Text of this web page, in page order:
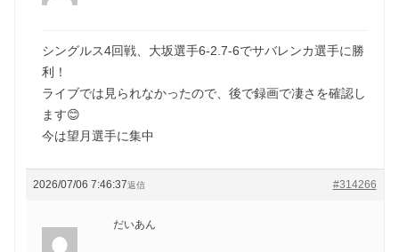
シングルス4回戦、大坂選手6-2.7-6でサバレンカ選手に勝
利！
ライブでは見られなかったので、後で録画で凄さを確認し
ます😊
今は望月選手に集中
2026/07/06 7:46:37 #314266
返信
だいあん